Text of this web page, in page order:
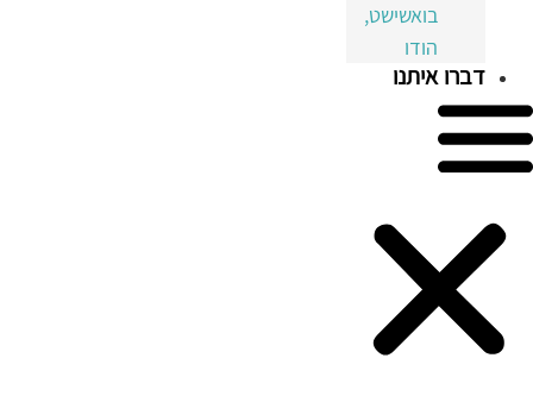
בואשישט,
הודו
דברו איתנו